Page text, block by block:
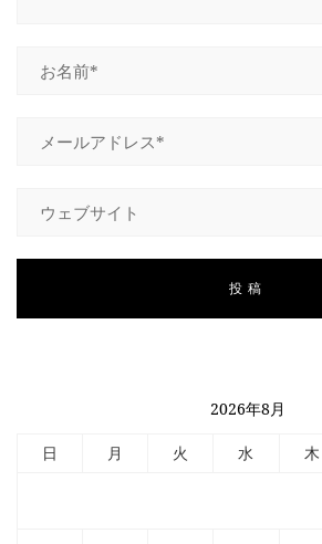
2026年8月
日 月 火 水 木